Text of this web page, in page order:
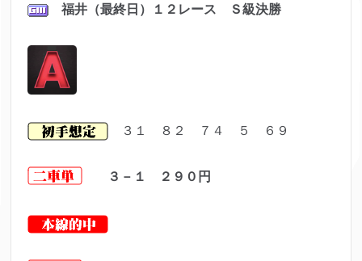
福井（最終日）１２ レース Ｓ級決勝
３１ ８２ ７４ ５ ６９
３－１ ２９０円